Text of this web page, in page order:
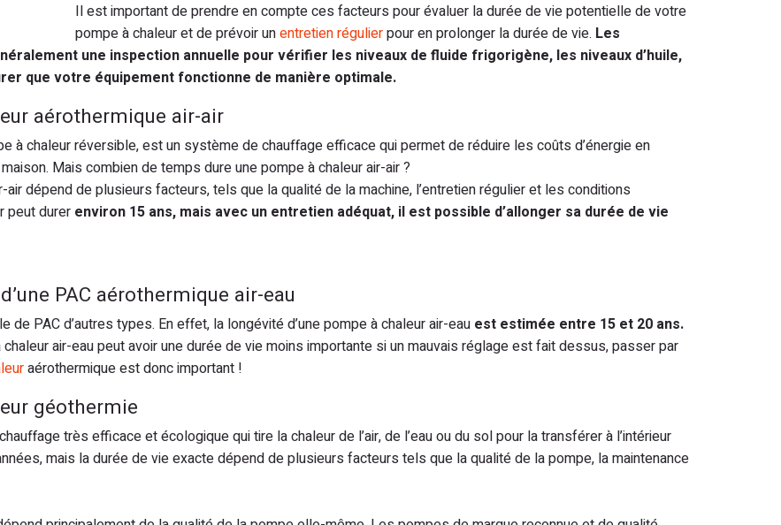
Il est important de prendre en compte ces facteurs pour évaluer la durée de vie potentielle de votre
pompe à chaleur et de prévoir unentretien régulierpour en prolonger la durée de vie. Les
une inspection annuelle pour vérifier les niveaux de fluide frigorigène, les niveaux d’huile,
que votre équipement fonctionne de manière optimale.
aérothermique air-air
à chaleur réversible, est un système de chauffage efficace qui permet de réduire les coûts d’énergie en
Mais combien de temps dure une pompe à chaleur air-air ?
air dépend de plusieurs facteurs, tels que la qualité de la machine, l’entretien régulier et les conditions
peut durer environ 15 ans, mais avec un entretien adéquat, il est possible d’allonger sa durée de vie
PAC aérothermique air-eau
de PAC d’autres types. En effet, la longévité d’une pompe à chaleur air-eau est estimée entre 15 et 20 ans.
air-eau peut avoir une durée de vie moins importante si un mauvais réglage est fait dessus, passer par
aérothermique est donc important !
géothermie
très efficace et écologique qui tire la chaleur de l’air, de l’eau ou du sol pour la transférer à l’intérieur
mais la durée de vie exacte dépend de plusieurs facteurs tels que la qualité de la pompe, la maintenance